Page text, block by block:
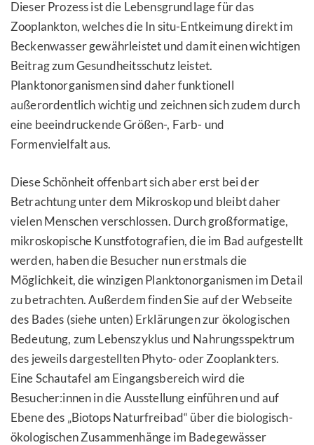
Dieser Prozess ist die Lebensgrundlage für das
Zooplankton, welches die In situ-Entkeimung direkt im
Beckenwasser gewährleistet und damit einen wichtigen
Beitrag zum Gesundheitsschutz leistet.
Planktonorganismen sind daher funktionell
außerordentlich wichtig und zeichnen sich zudem durch
eine beeindruckende Größen-, Farb- und
Formenvielfalt aus.
Diese Schönheit offenbart sich aber erst bei der
Betrachtung unter dem Mikroskop und bleibt daher
vielen Menschen verschlossen. Durch großformatige,
mikroskopische Kunstfotografien, die im Bad aufgestellt
werden, haben die Besucher nun erstmals die
Möglichkeit, die winzigen Planktonorganismen im Detail
zu betrachten. Außerdem finden Sie auf der Webseite
des Bades (siehe unten) Erklärungen zur ökologischen
Bedeutung, zum Lebenszyklus und Nahrungsspektrum
des jeweils dargestellten Phyto- oder Zooplankters.
Eine Schautafel am Eingangsbereich wird die
Besucher:innen in die Ausstellung einführen und auf
Ebene des „Biotops Naturfreibad“ über die biologisch-
ökologischen Zusammenhänge im Badegewässer